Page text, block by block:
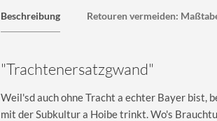
Beschreibung Retouren vermeiden:
"Trachtenersatzgwand"
Weil'sd auch ohne Tracht a echter Bayer bist,
mit der Subkultur a Hoibe trinkt. Wo's